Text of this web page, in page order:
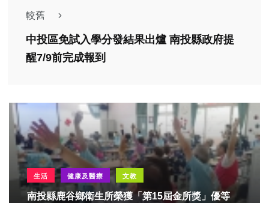
較舊
中投區免試入學分發結果出爐 南投縣政府提
醒7/9前完成報到
生活 健康及醫療 文教
南投縣鹿谷鄉衛生所榮獲「第15屆金所獎」優等